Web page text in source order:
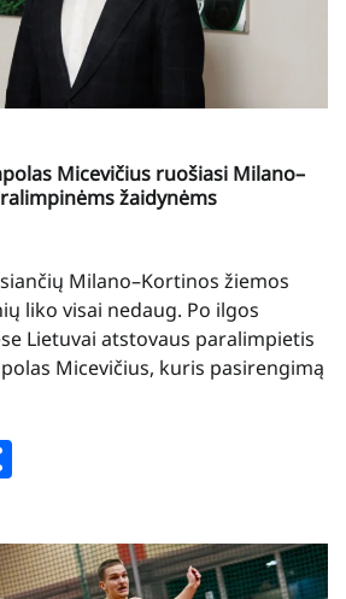
Micevičius ruošiasi Milano–
žaidynėms
Milano–Kortinos žiemos
liko visai nedaug. Po ilgos
Lietuvai atstovaus paralimpietis
Micevičius, kuris pasirengimą